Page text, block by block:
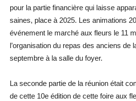
pour la partie financière qui laisse
saines, place à 2025. Les animations
événement le marché aux fleurs le 11
l’organisation du repas des anciens de
septembre à la salle du foyer.
La seconde partie de la réunion était
de cette 10e édition de cette foire aux